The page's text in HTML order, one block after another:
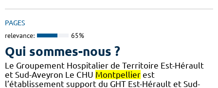
PAGES
relevance: 65%
Qui sommes-nous ?
Le Groupement Hospitalier de Territoire Est-Hérault
et Sud-Aveyron Le CHU Montpellier est
l’établissement support du GHT Est-Hérault et Sud-